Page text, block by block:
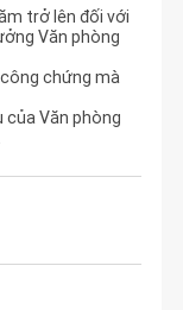
trở lên đối với
Văn phòng
chứng mà
của Văn phòng